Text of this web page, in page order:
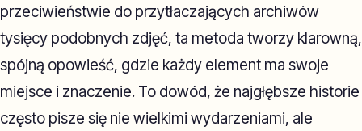
przeciwieństwie do przytłaczających archiwów
tysięcy podobnych zdjęć, ta metoda tworzy klarowną,
spójną opowieść, gdzie każdy element ma swoje
miejsce i znaczenie. To dowód, że najgłębsze historie
często pisze się nie wielkimi wydarzeniami, ale